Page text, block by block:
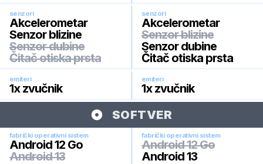
senzori
Akcelerometar
Senzor blizine
Senzor dubine
Čitač otiska prsta
senzori
Akcelerometar
Senzor blizine
Senzor dubine
Čitač otiska prsta
emiteri
1x zvučnik
emiteri
1x zvučnik
SOFTVER
fabrički operativni sistem
Android 12 Go
Android 13
fabrički operativni sistem
Android 12 Go
Android 13